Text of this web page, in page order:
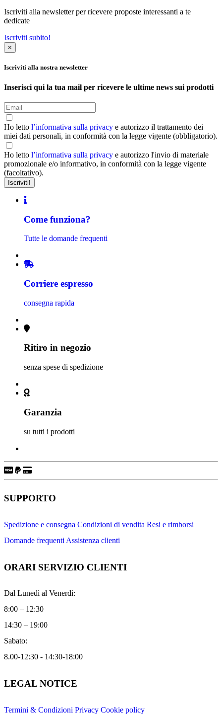
Iscriviti alla newsletter per ricevere proposte interessanti a te
dedicate
Iscriviti subito!
×
Iscriviti alla nostra newsletter
Inserisci qui la tua mail per ricevere le ultime news sui prodotti
Ho letto l’informativa sulla privacy e autorizzo il trattamento dei
miei dati personali, in conformità con la legge vigente (obbligatorio).
Ho letto l’informativa sulla privacy e autorizzo l'invio di materiale
promozionale e/o informativo, in conformità con la legge vigente
(facoltativo).
Come funziona?
Tutte le domande frequenti
Corriere espresso
consegna rapida
Ritiro in negozio
senza spese di spedizione
Garanzia
su tutti i prodotti
SUPPORTO
Spedizione e consegna Condizioni di vendita Resi e rimborsi
Domande frequenti Assistenza clienti
ORARI SERVIZIO CLIENTI
Dal Lunedì al Venerdì:
8:00 – 12:30
14:30 – 19:00
Sabato:
8.00-12:30 - 14:30-18:00
LEGAL NOTICE
Termini & Condizioni Privacy Cookie policy